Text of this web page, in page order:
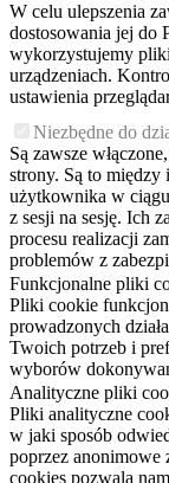
W celu ulepszenia
dostosowania jej do
wykorzystujemy
urządzeniach.
ustawienia
Niezbędne do
Są zawsze
strony. Są to
użytkownika w
z sesji na sesję. Ich
procesu realizacji
problemów z
Funkcjonalne pliki
Pliki cookie
prowadzonych
Twoich potrzeb i
wyborów
Analityczne pliki
Pliki analityczne
w jaki sposób
poprzez anonimowe
cookies pozwala